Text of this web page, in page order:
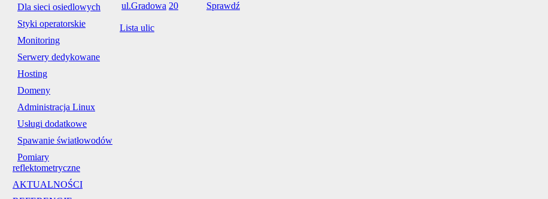
Dla sieci osiedlowych
Styki operatorskie
Monitoring
Serwery dedykowane
Hosting
Domeny
Administracja Linux
Usługi dodatkowe
Spawanie światłowodów
Pomiary
reflektometryczne
AKTUALNOŚCI
ul.Gradowa 20 Sprawdź
Lista ulic